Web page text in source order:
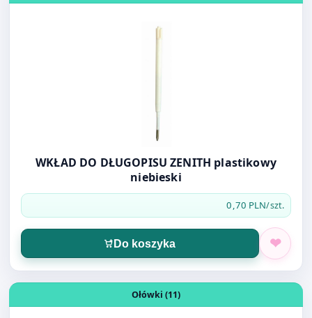
WKŁAD DO DŁUGOPISU ZENITH plastikowy
niebieski
0,70 PLN/szt.
Do koszyka
Otwórz produkt: Ołówek z gumką Tetis HB H B3
Ołówki (11)